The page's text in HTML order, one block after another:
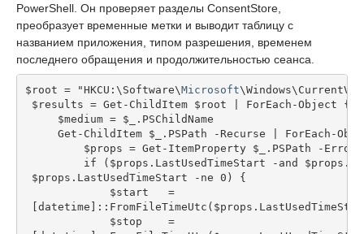
PowerShell. Он проверяет разделы ConsentStore,
преобразует временные метки и выводит таблицу с
названием приложения, типом разрешения, временем
последнего обращения и продолжительностью сеанса.
$root = "HKCU:\Software\Microsoft
$results = Get-ChildItem $root | ForEach-Object {
$medium = $_.PSChildName
Get-ChildItem $_.PSPath -Recurse | ForEach-
$props = Get-ItemProperty $_.PSPath -
if ($props.LastUsedTimeStart -and
$props.LastUsedTimeStart -ne 0) {
$start   =
$stop    =